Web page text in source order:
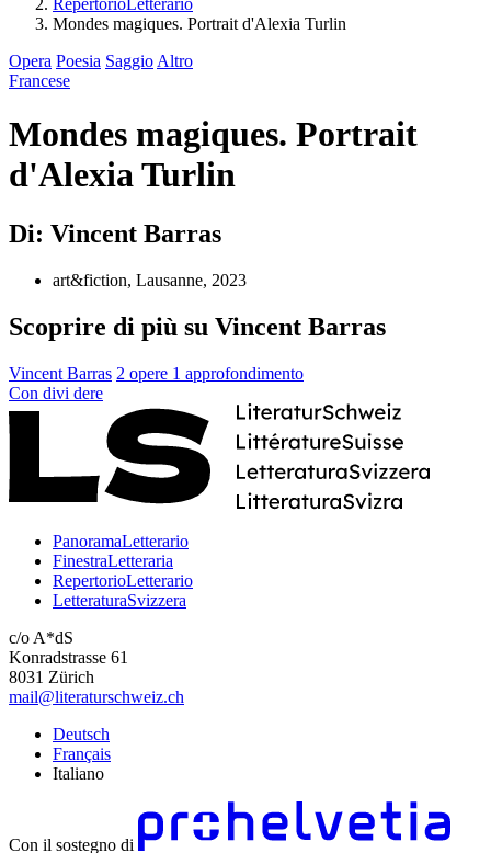
RepertorioLetterario
Mondes magiques. Portrait d'Alexia Turlin
Opera Poesia Saggio Altro
Francese
Mondes magiques. Portrait
d'Alexia Turlin
Di: Vincent Barras
art&fiction, Lausanne, 2023
Scoprire di più su Vincent Barras
Vincent Barras 2 opere 1 approfondimento
Con divi dere
PanoramaLetterario
FinestraLetteraria
RepertorioLetterario
LetteraturaSvizzera
c/o A*dS
Konradstrasse 61
8031 Zürich
mail@literaturschweiz.ch
Deutsch
Français
Italiano
Con il sostegno di